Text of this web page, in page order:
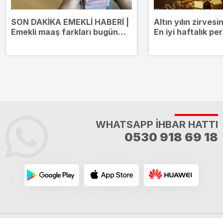
SON DAKİKA EMEKLİ HABERİ |
Emekli maaş farkları bugün
Altın yılın
En iyi haftalık
WHATSAPP İHBAR HATTI
0530 918 69 18